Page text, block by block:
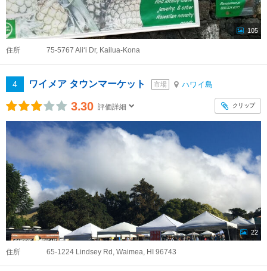
105
住所 75-5767 Ali‘i Dr, Kailua-Kona
4 ワイメア タウンマーケット 市場 ハワイ島
3.30 評価詳細 クリップ
22
住所 65-1224 Lindsey Rd, Waimea, HI 96743